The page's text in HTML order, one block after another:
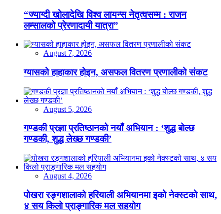
“ज्याग्दी खोलादेखि विश्व लायन्स नेतृत्वसम्म : राजन
लम्सालको प्रेरणादायी यात्रा”
August 7, 2026
ग्यासको हाहाकार होइन, असफल वितरण प्रणालीको संकट
August 5, 2026
गण्डकी प्रज्ञा प्रतिष्ठानको नयाँ अभियान : ‘शुद्ध बोल्छ
गण्डकी, शुद्ध लेख्छ गण्डकी’
August 4, 2026
पोखरा रङ्गशालाको हरियाली अभियानमा इको नेक्स्टको साथ,
४ सय किलो प्राङ्गारिक मल सहयोग